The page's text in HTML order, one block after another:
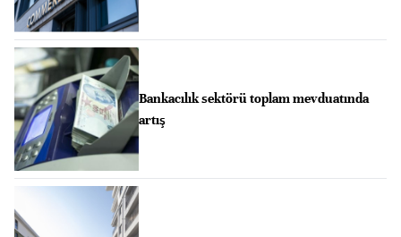
Bankacılık sektörü toplam mevduatında
artış